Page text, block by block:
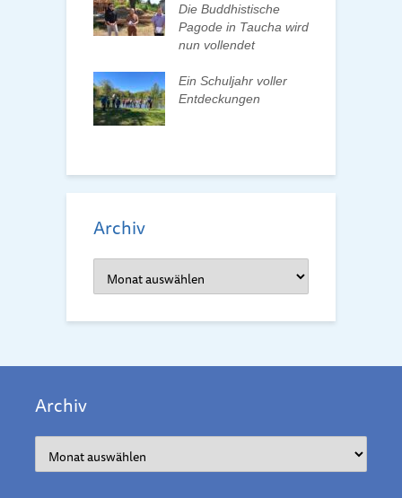
Die Buddhistische
Pagode in Taucha wird
nun vollendet
Ein Schuljahr voller
Entdeckungen
Archiv
Archiv